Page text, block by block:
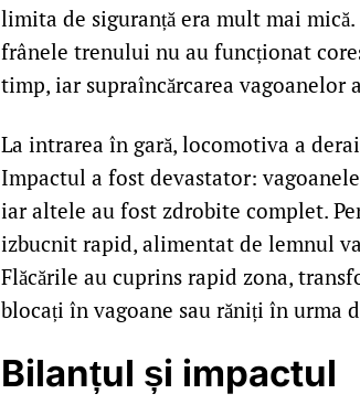
limita de siguranță era mult mai
frânele trenului nu au funcționat
timp, iar supraîncărcarea vagoanelor
La intrarea în gară, locomotiva a
Impactul a fost devastator:
iar altele au fost zdrobite complet.
izbucnit rapid, alimentat de lemnul
Flăcările au cuprins rapid zona,
blocați în vagoane sau răniți în urma
Bilanțul și impactul